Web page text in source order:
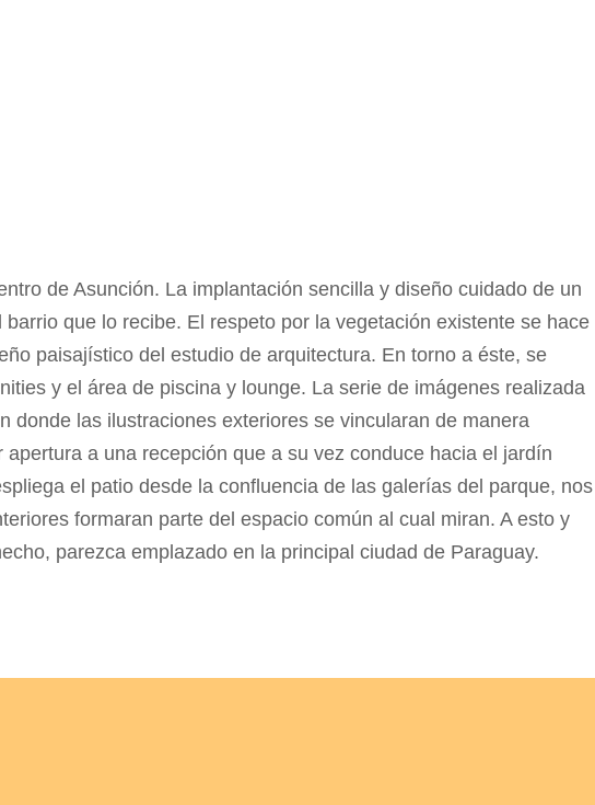
de Asunción. La implantación sencilla y diseño cuidado de un
que lo recibe. El respeto por la vegetación existente se hace
paisajístico del estudio de arquitectura. En torno a éste, se
y el área de piscina y lounge. La serie de imágenes realizada
donde las ilustraciones exteriores se vincularan de manera
a una recepción que a su vez conduce hacia el jardín
el patio desde la confluencia de las galerías del parque, nos
formaran parte del espacio común al cual miran. A esto y
parezca emplazado en la principal ciudad de Paraguay.